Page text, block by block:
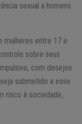
sexual a homens
mulheres entre 17 e
sobre seus
com desejos
submetido a esse
risco à sociedade,